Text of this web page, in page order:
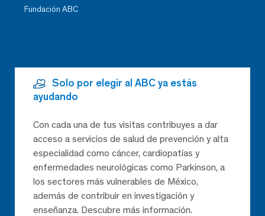
Fundación ABC
Solo por elegir al ABC ya estás
ayudando
Con cada una de tus visitas contribuyes a dar
acceso a servicios de salud de prevención y alta
especialidad como cáncer, cardiopatías y
enfermedades neurológicas como Parkinson, a
los sectores más vulnerables de México,
además de contribuir en investigación y
enseñanza. Descubre más información.